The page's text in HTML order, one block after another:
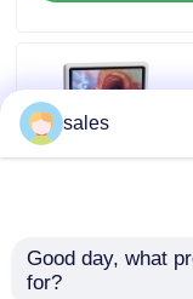
हमसे संपर्क करें
एक बोली का अनुरोध
स्वरयंत्र मुखौटा
विजुअल कंबाइंड
sales
Good day, what
for?